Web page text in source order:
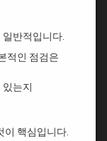
반적입니다.
적인 점검은
는지
이 핵심입니다.